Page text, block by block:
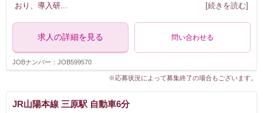
おり、導入研
[続きを読む]
求人の詳細を見る 問い合わせる
JOBナンバー：JOB599570
※応募状況によって募集終了の場合もございます。
JR山陽本線 三原駅 自動車6分